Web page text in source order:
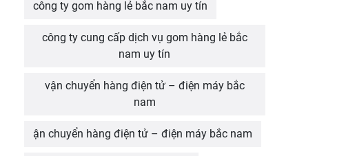
công ty gom hàng lẻ bắc nam uy tín
công ty cung cấp dịch vụ gom hàng lẻ bắc
nam uy tín
vận chuyển hàng điện tử – điện máy bắc
nam
ận chuyển hàng điện tử – điện máy bắc nam